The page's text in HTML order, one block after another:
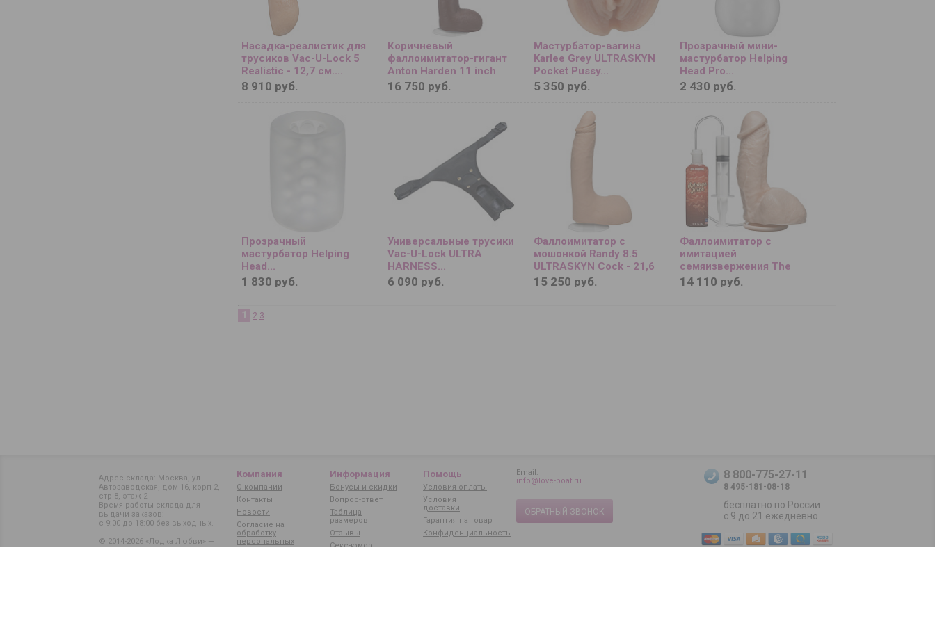
Насадка-реалистик для
трусиков Vac-U-Lock 5
Realistic - 12,7 см....
8 910 руб.
Коричневый
фаллоимитатор-гигант
Anton Harden 11 inch
ULTRASKYN Cock - 29,2
16 750 руб.
Мастурбатор-вагина
Karlee Grey ULTRASKYN
Pocket Pussy...
5 350 руб.
Прозрачный мини-
мастурбатор Helping
Head Pro...
2 430 руб.
Прозрачный
мастурбатор Helping
Head...
1 830 руб.
Универсальные трусики
Vac-U-Lock ULTRA
HARNESS...
6 090 руб.
Фаллоимитатор с
мошонкой Randy 8.5
ULTRASKYN Cock - 21,6
см....
15 250 руб.
Фаллоимитатор с
имитацией
семяизвержения The
Amazing Squirting
Realistic Cock - 18,8 см....
14 110 руб.
1 2 3
Адрес склада: Москва, ул.
Автозаводская, дом 16, корп 2,
стр 8, этаж 2
Время работы склада для
выдачи заказов:
с 9:00 до 18:00 без выходных.
© 2014-2026 «Лодка Любви» —
магазин интимных товаров
Компания
О компании
Контакты
Новости
Согласие на
обработку
персональных
данных
Информация
Бонусы и скидки
Вопрос-ответ
Таблица
размеров
Отзывы
Секс-юмор
Помощь
Условия оплаты
Условия
доставки
Гарантия на товар
Конфиденциальность
Email:
info@love-boat.ru
ОБРАТНЫЙ ЗВОНОК
8 800-775-27-11
8 495-181-08-18
бесплатно по России
с 9 до 21 ежедневно